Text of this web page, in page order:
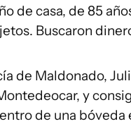
de casa, de 85
Buscaron
de Maldonado,
y
de una bóveda